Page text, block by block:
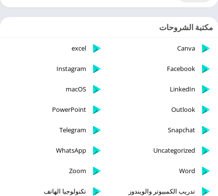
مكتبة الشروحات
Canva
excel
Facebook
Instagram
LinkedIn
macOS
Outlook
PowerPoint
Snapchat
Telegram
Uncategorized
WhatsApp
Word
Zoom
تدريب الكمبيوتر والويندوز تكنولوجيا الهاتف